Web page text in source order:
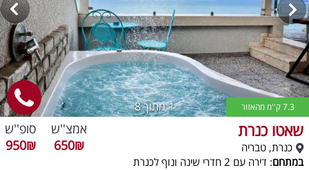
1מתוך 8 7.3 ק''מ מהאזור
שאטו כנרת
כנרת, טבריה
במתחם: דירה עם 2 חדרי שינה ונוף לכנרת
אמצ''ש
650₪
סופ''ש
950₪